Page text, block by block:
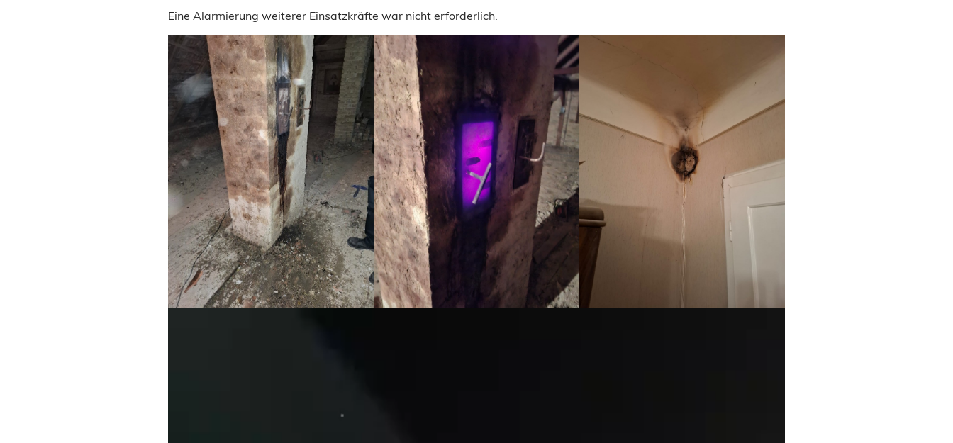
Eine Alarmierung weiterer Einsatzkräfte war nicht erforderlich.